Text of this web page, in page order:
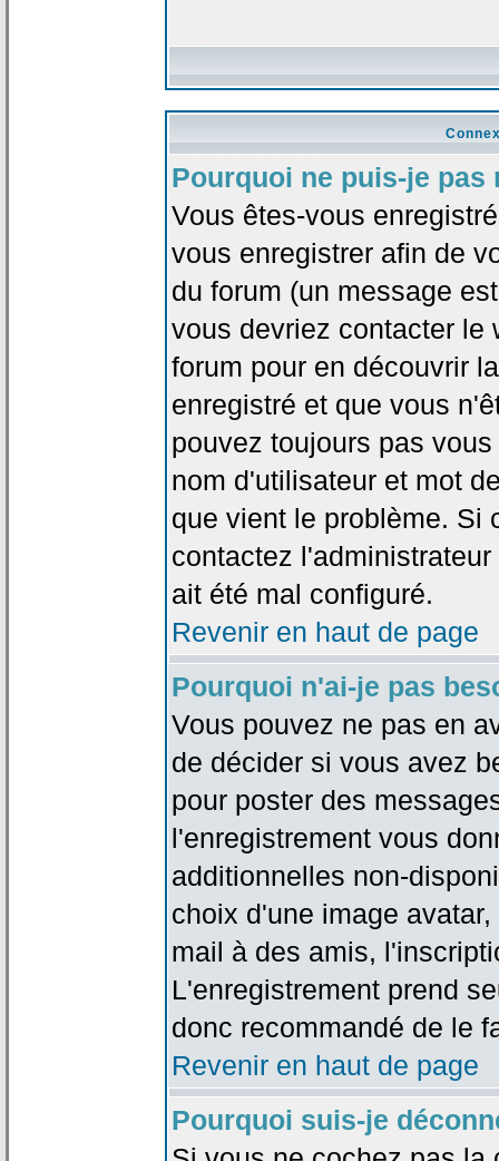
Pourquoi ne puis-je pas
Vous êtes-vous
vous enregistrer afin de
du forum (un message
vous devriez contacter le
forum pour en découvrir
enregistré et que vous
pouvez toujours pas
nom d'utilisateur et mot
que vient le problème. Si
contactez
ait été mal configuré.
Revenir en haut de page
Pourquoi n'ai-je pas
Vous pouvez ne pas en
de décider si vous avez
pour poster des
l'enregistrement vous
additionnelles non-
choix d'une image
mail à des amis,
L'enregistrement prend
donc recommandé de le
Revenir en haut de page
Pourquoi suis-je